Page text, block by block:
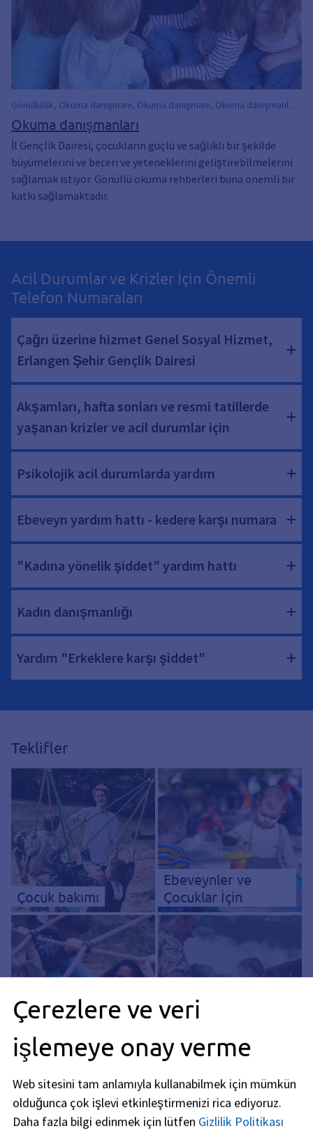
Gönüllülük, Okuma danışmanı, Okuma danışmanı, Okuma danışmanları,
Bağlılık, Etkileşim, Yüksek sesle oku, Okuma danışmanı, Okuma
danışmanı, okuma mentorları, Okuyun, Kitaplar, Resimli kitaplar,
Anaokulu
Okuma danışmanları
İl Gençlik Dairesi, çocukların güçlü ve sağlıklı bir şekilde
büyümelerini ve beceri ve yeteneklerini geliştirebilmelerini
sağlamak istiyor. Gönüllü okuma rehberleri buna önemli bir
katkı sağlamaktadır.
Acil Durumlar ve Krizler İçin Önemli
Telefon Numaraları
Çağrı üzerine hizmet Genel Sosyal Hizmet,
Erlangen Şehir Gençlik Dairesi
Akşamları, hafta sonları ve resmi tatillerde
yaşanan krizler ve acil durumlar için
Psikolojik acil durumlarda yardım
Ebeveyn yardım hattı - kedere karşı numara
"Kadına yönelik şiddet" yardım hattı
Kadın danışmanlığı
Yardım "Erkeklere karşı şiddet"
Teklifler
Çocuk bakımı
Ebeveynler ve
Çocuklar İçin
Erlangen'deki Çocuk
parkları
eğlence tesisleri
Çerezlere ve veri
işlemeye onay verme
Web sitesini tam anlamıyla kullanabilmek için mümkün
olduğunca çok işlevi etkinleştirmenizi rica ediyoruz.
Daha fazla bilgi edinmek için lütfen Gizlilik Politikası